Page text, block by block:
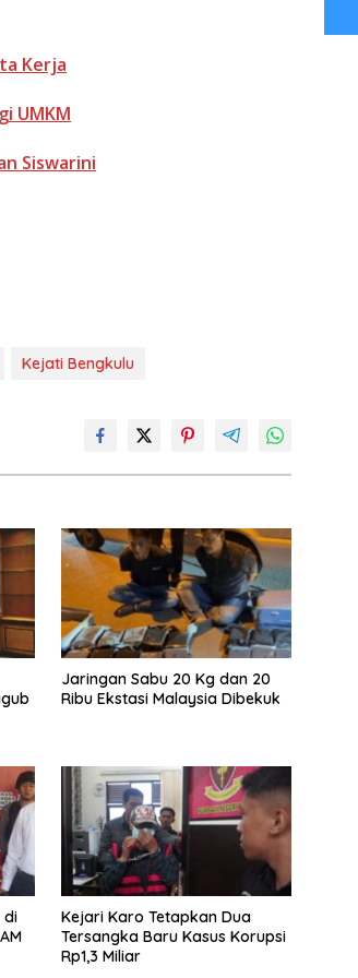
Kerja
UMKM
Siswarini
Kejati Bengkulu
Jaringan Sabu 20 Kg dan 20
Ribu Ekstasi Malaysia Dibekuk
di
Kejari Karo Tetapkan Dua
Tersangka Baru Kasus Korupsi
Rp1,3 Miliar